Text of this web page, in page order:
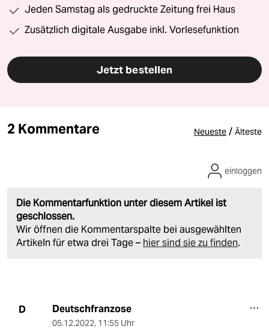
Jeden Samstag als gedruckte Zeitung frei Haus
Zusätzlich digitale Ausgabe inkl. Vorlesefunktion
Jetzt bestellen
2 Kommentare Neueste / Älteste
Die Kommentarfunktion unter diesem Artikel ist
geschlossen.
Wir öffnen die Kommentarspalte bei ausgewählten
Artikeln für etwa drei Tage – hier sind sie zu finden.
einloggen
D Deutschfranzose
05.12.2022, 11:55 Uhr